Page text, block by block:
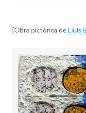
[Obra pictòrica deLluís